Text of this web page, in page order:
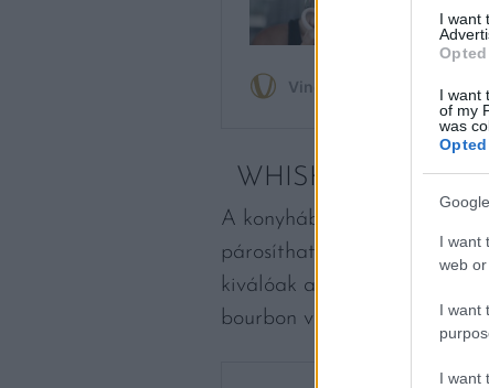
I want
I want
of my
was
I want
web
I want
I want
WHISKY
A konyhában jártas
párosíthatók az ételekkel.
kiválóak arra, hogy
bourbon vagy whisky,